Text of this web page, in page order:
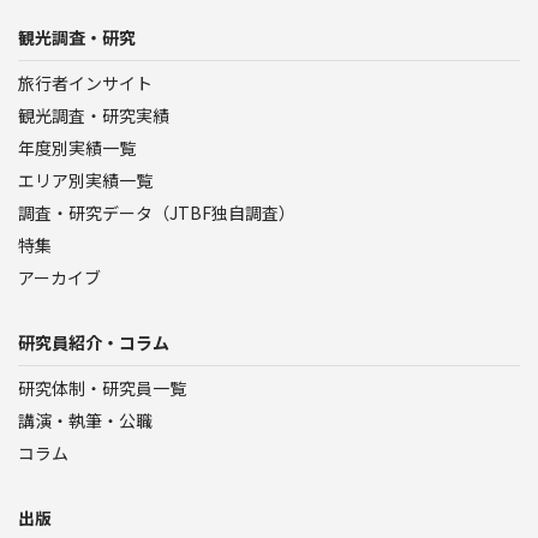
観光調査・研究
旅行者インサイト
観光調査・研究実績
年度別実績一覧
エリア別実績一覧
調査・研究データ（JTBF独自調査）
特集
アーカイブ
研究員紹介・コラム
研究体制・研究員一覧
講演・執筆・公職
コラム
出版